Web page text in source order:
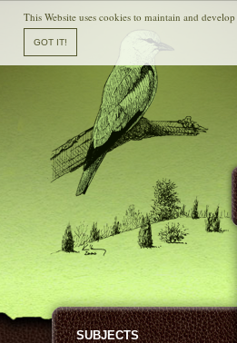
SUBJECTS
This Website uses cookies to maintain and